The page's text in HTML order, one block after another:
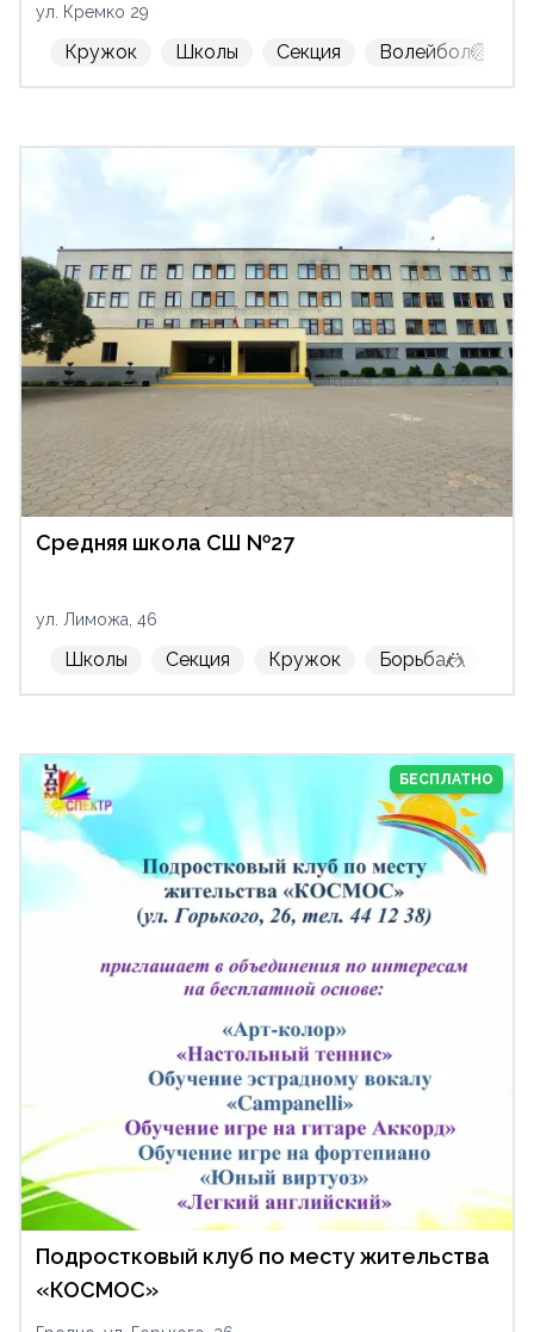
ул. Кремко 29
Кружок Школы Секция Волейбол🏐
Средняя школа СШ №27
ул. Лиможа, 46
Школы Секция Кружок Борьба🤼
БЕСПЛАТНО
Подростковый клуб по месту жительства
«КОСМОС»